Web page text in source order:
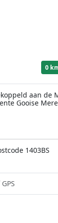
0
aan de
Gooise
1403BS